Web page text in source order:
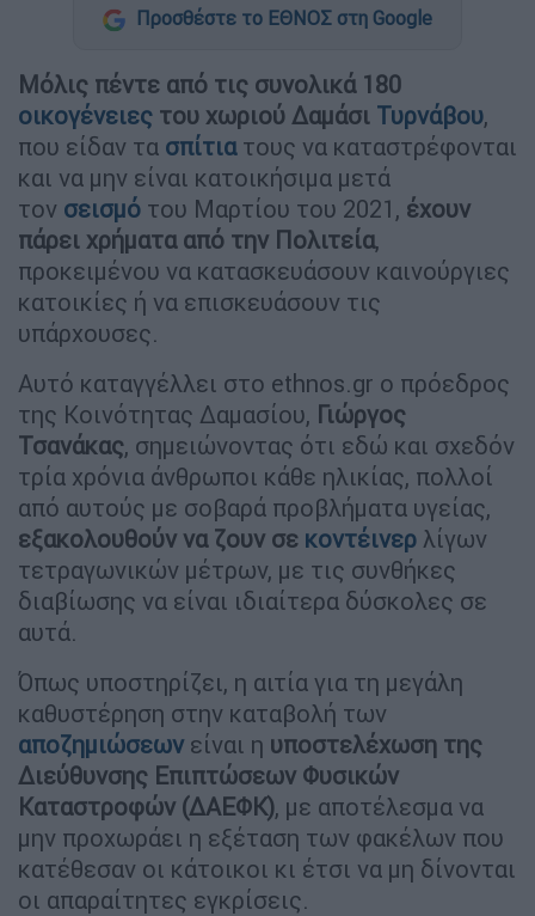
Προσθέστε το ΕΘΝΟΣ στη Google
Μόλις πέντε από τις συνολικά 180
οικογένειες του χωριού Δαμάσι Τυρνάβου,
που είδαν τα σπίτιατους να καταστρέφονται
και να μην είναι κατοικήσιμα μετά
τον σεισμό του Μαρτίου του 2021, έχουν
πάρει χρήματα από την Πολιτεία,
προκειμένου να κατασκευάσουν καινούργιες
κατοικίες ή να επισκευάσουν τις
υπάρχουσες.
Αυτό καταγγέλλει στο ethnos.gr ο πρόεδρος
της Κοινότητας Δαμασίου, Γιώργος
Τσανάκας, σημειώνοντας ότι εδώ και σχεδόν
τρία χρόνια άνθρωποι κάθε ηλικίας, πολλοί
από αυτούς με σοβαρά προβλήματα υγείας,
εξακολουθούν να ζουν σε κοντέινερ λίγων
τετραγωνικών μέτρων, με τις συνθήκες
διαβίωσης να είναι ιδιαίτερα δύσκολες σε
αυτά.
Όπως υποστηρίζει, η αιτία για τη μεγάλη
καθυστέρηση στην καταβολή των
αποζημιώσεωνείναι η υποστελέχωση της
Διεύθυνσης Επιπτώσεων Φυσικών
Καταστροφών (ΔΑΕΦΚ), με αποτέλεσμα να
μην προχωράει η εξέταση των φακέλων που
κατέθεσαν οι κάτοικοι κι έτσι να μη δίνονται
οι απαραίτητες εγκρίσεις.